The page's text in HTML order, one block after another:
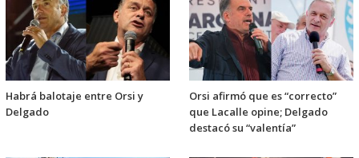
Habrá balotaje entre Orsi y
Delgado
Orsi afirmó que es “correcto”
que Lacalle opine; Delgado
destacó su “valentía”